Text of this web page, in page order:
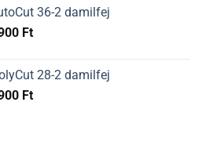
Ft.
12
900 Ft.
36-2 damilfej
Ft.
FtCurrent
12
900 Ft.
28-2 damilfej
FtCurrent